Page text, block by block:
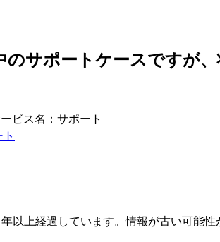
のサポートケースですが
ビス名：サポート
以上経過しています。情報が古い可能性